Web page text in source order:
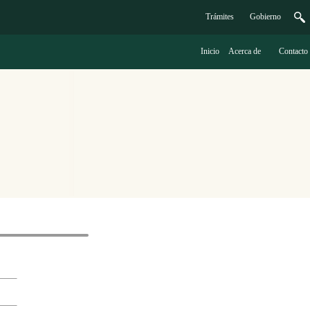
Trámites Gobierno
Inicio Acerca de Contacto